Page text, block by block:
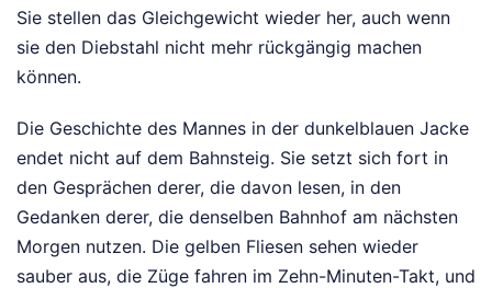
Sie stellen das Gleichgewicht wieder her, auch wenn
sie den Diebstahl nicht mehr rückgängig machen
können.
Die Geschichte des Mannes in der dunkelblauen Jacke
endet nicht auf dem Bahnsteig. Sie setzt sich fort in
den Gesprächen derer, die davon lesen, in den
Gedanken derer, die denselben Bahnhof am nächsten
Morgen nutzen. Die gelben Fliesen sehen wieder
sauber aus, die Züge fahren im Zehn-Minuten-Takt, und